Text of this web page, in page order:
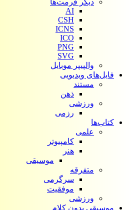
دیگر فرمت‌ها
AI
CSH
ICNS
ICO
PNG
SVG
والپیپر موبایل
فایل‌های ویدیویی
مستند
ذهن
ورزشی
رزمی
کتاب‌ها
علمی
کامپیوتر
هنر
موسیقی
متفرقه
سرگرمی
موفقیت
ورزشی
موسیقی بدون کلام